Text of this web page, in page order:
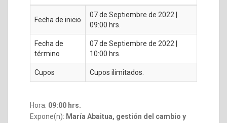
Fecha de inicio
07 de Septiembre de 2022 |
09:00 hrs.
Fecha de
término
07 de Septiembre de 2022 |
10:00 hrs.
Cupos Cupos ilimitados.
Hora: 09:00 hrs.
Expone(n): María Abaitua, gestión del cambio y